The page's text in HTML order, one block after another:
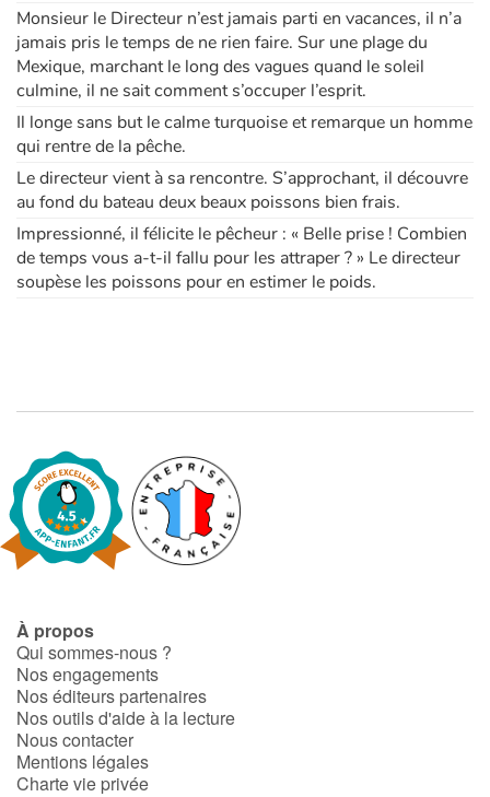
Monsieur le Directeur n’est jamais parti en vacances, il n’a
jamais pris le temps de ne rien faire. Sur une plage du
Mexique, marchant le long des vagues quand le soleil
culmine, il ne sait comment s’occuper l’esprit.
Il longe sans but le calme turquoise et remarque un homme
qui rentre de la pêche.
Le directeur vient à sa rencontre. S’approchant, il découvre
au fond du bateau deux beaux poissons bien frais.
Impressionné, il félicite le pêcheur : « Belle prise ! Combien
de temps vous a-t-il fallu pour les attraper ? » Le directeur
soupèse les poissons pour en estimer le poids.
À propos
Qui sommes-nous ?
Nos engagements
Nos éditeurs partenaires
Nos outils d'aide à la lecture
Nous contacter
Mentions légales
Charte vie privée